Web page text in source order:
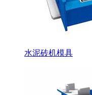
水泥砖机模具